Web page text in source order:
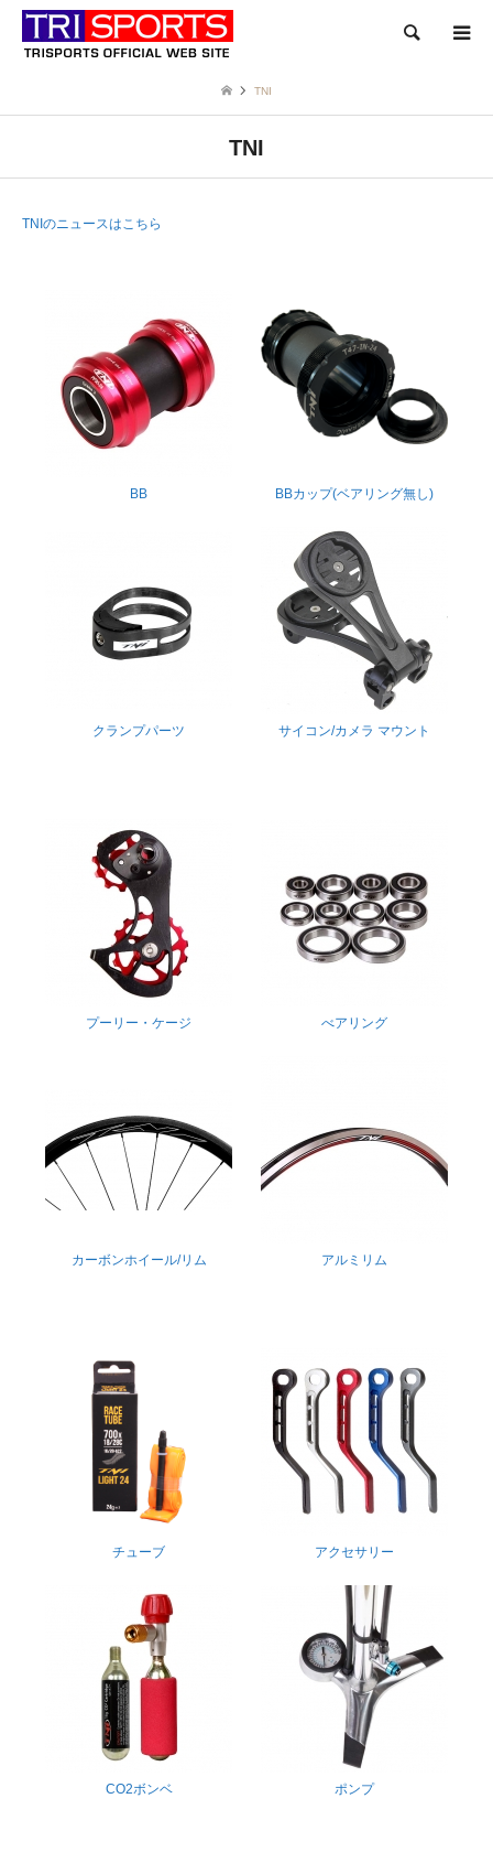
検索
TNI
TNI
TNIのニュースはこちら
BB BBカップ(ベアリング無し)
クランプパーツ サイコン/カメラ マウント
プーリー・ケージ べアリング
カーボンホイール/リム アルミリム
チューブ アクセサリー
CO2ボンベ ポンプ